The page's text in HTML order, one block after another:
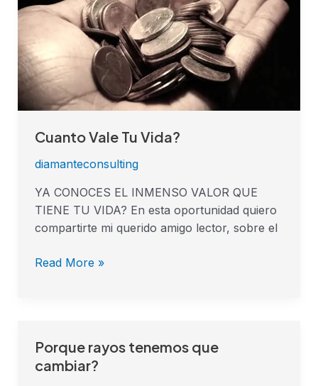
Cuanto Vale Tu Vida?
diamanteconsulting
YA CONOCES EL INMENSO VALOR QUE
TIENE TU VIDA? En esta oportunidad quiero
compartirte mi querido amigo lector, sobre el
Read More »
Porque rayos tenemos que
cambiar?
Porque
rayos